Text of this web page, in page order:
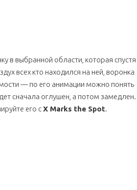
в выбранной области, которая спустя
всех кто находился на ней, воронка
— по его анимации можно понять
сначала оглушен, а потом замедлен.
его сX Marks the Spot.